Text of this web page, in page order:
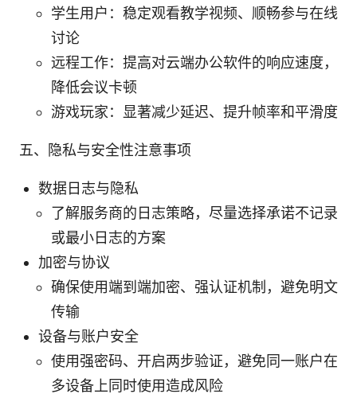
学生用户：稳定观看教学视频、顺畅参与在线
讨论
远程工作：提高对云端办公软件的响应速度，
降低会议卡顿
游戏玩家：显著减少延迟、提升帧率和平滑度
五、隐私与安全性注意事项
数据日志与隐私
了解服务商的日志策略，尽量选择承诺不记录
或最小日志的方案
加密与协议
确保使用端到端加密、强认证机制，避免明文
传输
设备与账户安全
使用强密码、开启两步验证，避免同一账户在
多设备上同时使用造成风险